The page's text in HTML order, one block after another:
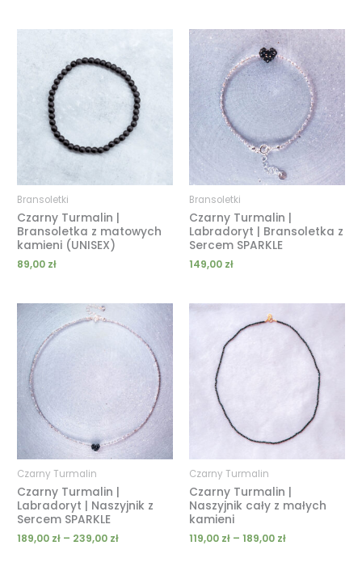
Bransoletki
Czarny Turmalin |
Bransoletka z matowych
kamieni (UNISEX)
89,00 zł
Bransoletki
Czarny Turmalin |
Labradoryt | Bransoletka z
Sercem SPARKLE
149,00 zł
Czarny Turmalin
Czarny Turmalin |
Labradoryt | Naszyjnik z
Sercem SPARKLE
189,00 zł – 239,00 zł
cen:
od
189,00 zł
239,00 zł
Czarny Turmalin
Czarny Turmalin |
Naszyjnik cały z małych
kamieni
119,00 zł – 189,00 zł
cen:
od
119,00 zł
189,00 zł